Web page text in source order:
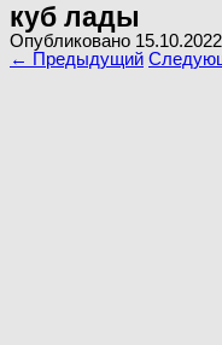
куб лады
Опубликовано 15.10.2022
← Предыдущий